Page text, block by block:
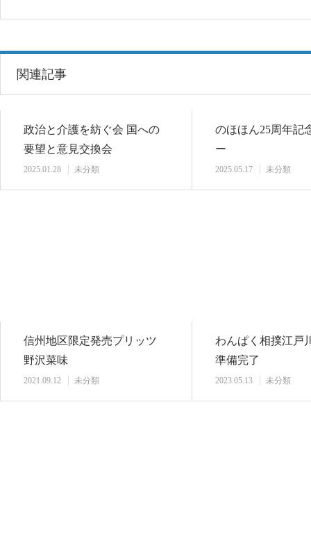
関連記事
政治と介護を紡ぐ会 国への
要望と意見交換会
2025.01.28 未分類
のほほん25周年記
ー
2025.05.17 未分類
信州地区限定発売プリッツ
野沢菜味
2021.09.12 未分類
わんぱく相撲江
準備完了
2023.05.13 未分類